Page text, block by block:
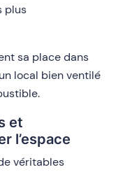
plus
sa place dans
local bien ventilé
et
l’espace
véritables